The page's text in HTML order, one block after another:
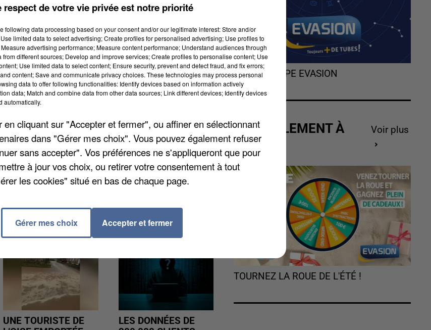
quart de finale de la Coupe du monde de
Parmi ceux qui ne seront pas au travail, sachez
le match. C'est le cas par exemple à
sera retransmis au stade Giroux. Et à
dans la foulée des courses.
UNE TOURISTE DE
LES DONNÉES DE
L'HOROSCOPE EVASION
ACTUELLEMENT À
GAGNER
Voir plus
TOURNEZ LA ROUE DE L'ÉTÉ !
respect de votre vie privée est notre priorité
following data processing based on your consent and/or our legitimate interest: Store and/or
limited data to select advertising; Create profiles for personalised advertising; Use profiles to
advertising performance; Measure content performance; Understand audiences through
different sources; Develop and improve services; Create profiles to personalise content; Use
Use limited data to select content; Ensure security, prevent and detect fraud, and fix errors;
content; Save and communicate privacy choices. These technologies may process personal
data to offer following functionalities: Identify devices based on information actively
data; Match and combine data from other data sources; Link different devices; Identify devices
automatically.
en cliquant sur "Accepter et fermer", ou affiner en sélectionnant
dans "Gérer mes choix". Vous pouvez également refuser
sans accepter". Vos préférences ne s'appliqueront que pour
à jour vos choix, ou retirer votre consentement à tout
les cookies" situé en bas de chaque page.
Gérer mes choix Accepter et fermer